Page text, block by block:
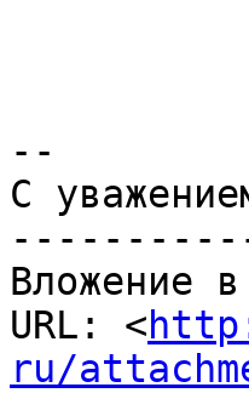
--
С
-----------
Вложение
URL: <
ru/